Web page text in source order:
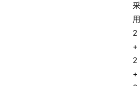
采
用
2
+
2
+